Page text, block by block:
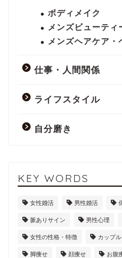
ボディメイク
メンズビューティ
メンズヘアケア・
仕事・人間関係
ライフスタイル
自分磨き
KEY WORDS
女性婚活 男性婚活
脈ありサイン 男性心理
女性の性格・特徴 カップル
脚痩せ 顔痩せ お腹